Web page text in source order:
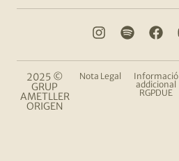
2025 ©
GRUP
AMETLLER
ORIGEN
Nota Legal
Informació
addicional
RGPDUE